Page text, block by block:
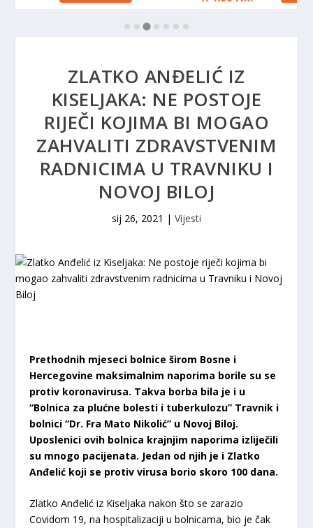
ZLATKO ANĐELIĆ IZ
KISELJAKA: NE POSTOJE
RIJEČI KOJIMA BI MOGAO
ZAHVALITI ZDRAVSTVENIM
RADNICIMA U TRAVNIKU I
NOVOJ BILOJ
sij 26, 2021 | Vijesti
Prethodnih mjeseci bolnice širom Bosne i
Hercegovine maksimalnim naporima borile su se
protiv koronavirusa. Takva borba bila je i u
“Bolnica za plućne bolesti i tuberkulozu” Travnik i
bolnici “Dr. Fra Mato Nikolić” u Novoj Biloj.
Uposlenici ovih bolnica krajnjim naporima izliječili
su mnogo pacijenata. Jedan od njih je i Zlatko
Anđelić koji se protiv virusa borio skoro 100 dana.
Zlatko Anđelić iz Kiseljaka nakon što se zarazio
Covidom 19, na hospitalizaciji u bolnicama, bio je čak